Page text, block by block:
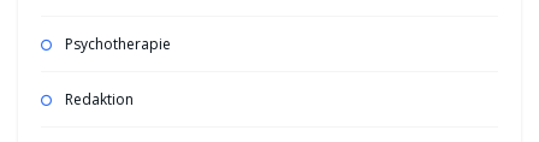
Psychotherapie
Redaktion